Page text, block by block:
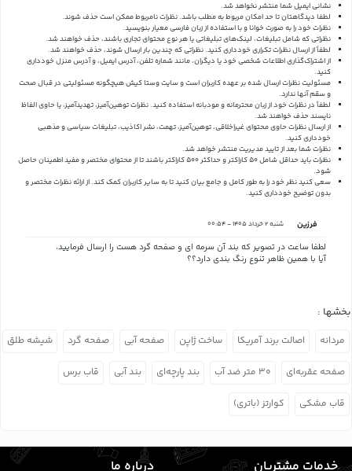
نشانی ایمیل شما منتشر نخواهد شد.
لطفا دیدگاهتان تا حد امکان مربوط به مطلب باشد. نظرات نامربوط ممکن است حذف شوند.
نظرات خود را به صورت خوانا و با استفاده از زبان فارسی معیار بنویسید.
نظراتی که شامل تبلیغات، لینک‌های تبلیغاتی یا هر نوع محتوای تجاری باشند، حذف خواهند شد.
لطفاً از ارسال نظرات تکراری خودداری کنید. نظراتی که چندین بار ارسال شوند، حذف خواهند شد.
از اشتراک‌گذاری اطلاعات شخصی خود یا دیگران، مانند شماره تلفن، آدرس ایمیل، و آدرس منزل خودداری
کنید.
مسئولیت نظرات ارسال شده بر عهده کاربران است و سایت وستا کیش هیچگونه مسئولیتی در قبال صحت
و سقم آنها ندارد.
لطفاً در نظرات خود از زبان محترمانه و مودبانه استفاده کنید. نظرات توهین‌آمیز، تهدیدآمیز، یا حاوی الفاظ
ناپسند حذف خواهند شد.
از ارسال نظرات حاوی محتوای غیراخلاقی، توهین‌آمیز، تهمت، نشر اکاذیب، تبلیغات سیاسی و مذهبی
خودداری کنید.
نظرات شما بعد از تایید مدیریت منتشر خواهد شد.
نظرات باید حداقل شامل 50 کاراکتر و حداکثر 500 کاراکتر باشند تا از محتوای مختصر و مفید اطمینان حاصل
شود.
سعی کنید نظر خود را به طور کامل و جامع بیان کنید تا به سایر کاربران کمک کند.از ارائه نظرات مختصر و
بدون توضیح خودداری کنید.
فرزین شنبه 2 خرداد 1405 - 00:54
لطفا ساعت در تصویر که بند آن سرمه ای و صفحه گرد هست را ارسال فرمایید،
آیا با همین ظاهر تنوع رنگ بندی دارد؟؟
بخشها :
مردانه اصالت برند آمریکا ساخت ژاپن صفحه آبی صفحه گرد شیشه طلق
صفحه عقربه‌ای ۳۰ متر ضد آب بند پارچه‌ای بند آبی قاب برس
قاب مشکی کوارتز (باتری)
خدمات مشتریان درباره ما